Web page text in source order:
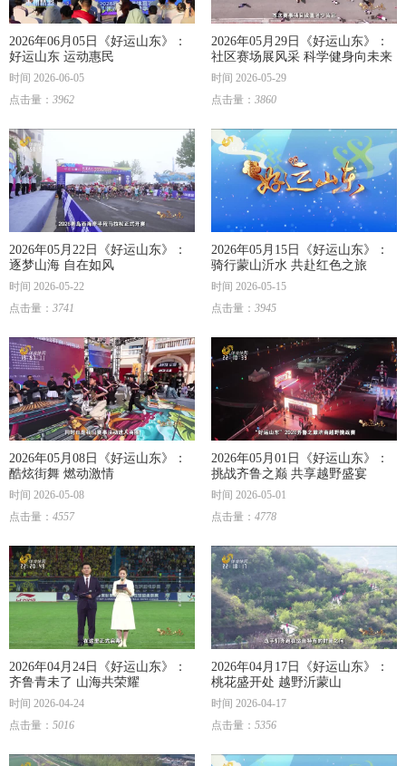
2026年06月05日《好运山东》：
好运山东 运动惠民
时间 2026-06-05
点击量： 3962
2026年05月29日《好运山东》：
社区赛场展风采 科学健身向未来
时间 2026-05-29
点击量： 3860
2026年05月22日《好运山东》：
逐梦山海 自在如风
时间 2026-05-22
点击量： 3741
2026年05月15日《好运山东》：
骑行蒙山沂水 共赴红色之旅
时间 2026-05-15
点击量： 3945
2026年05月08日《好运山东》：
酷炫街舞 燃动激情
时间 2026-05-08
点击量： 4557
2026年05月01日《好运山东》：
挑战齐鲁之巅 共享越野盛宴
时间 2026-05-01
点击量： 4778
2026年04月24日《好运山东》：
齐鲁青未了 山海共荣耀
时间 2026-04-24
点击量： 5016
2026年04月17日《好运山东》：
桃花盛开处 越野沂蒙山
时间 2026-04-17
点击量： 5356